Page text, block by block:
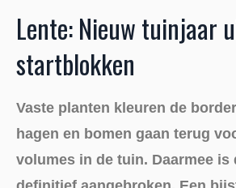
Lente: Nieuw tuinjaar
startblokken
Vaste planten kleuren de
hagen en bomen gaan terug
volumes in de tuin. Daarmee is